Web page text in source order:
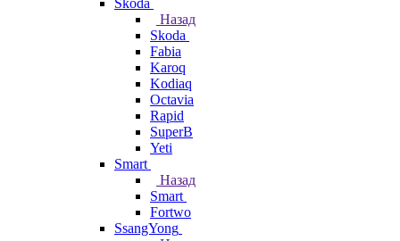
Skoda
Назад
Skoda
Fabia
Karoq
Kodiaq
Octavia
Rapid
SuperB
Yeti
Smart
Назад
Smart
Fortwo
SsangYong